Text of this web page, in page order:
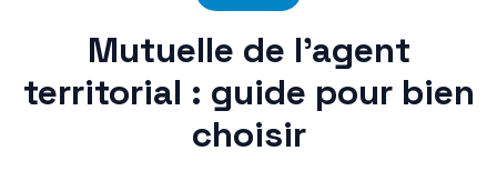
Mutuelle de l’agent
territorial : guide pour bien
choisir